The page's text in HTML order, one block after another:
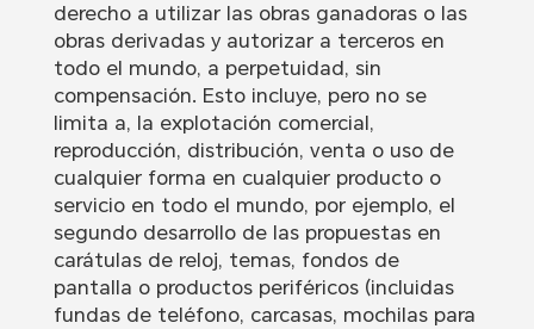
derecho a utilizar las obras ganadoras o las
obras derivadas y autorizar a terceros en
todo el mundo, a perpetuidad, sin
compensación. Esto incluye, pero no se
limita a, la explotación comercial,
reproducción, distribución, venta o uso de
cualquier forma en cualquier producto o
servicio en todo el mundo, por ejemplo, el
segundo desarrollo de las propuestas en
carátulas de reloj, temas, fondos de
pantalla o productos periféricos (incluidas
fundas de teléfono, carcasas, mochilas para